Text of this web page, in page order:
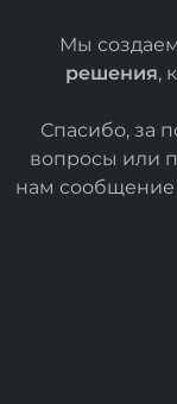
Мы создаем
решения,
Спасибо, за
вопросы или
нам